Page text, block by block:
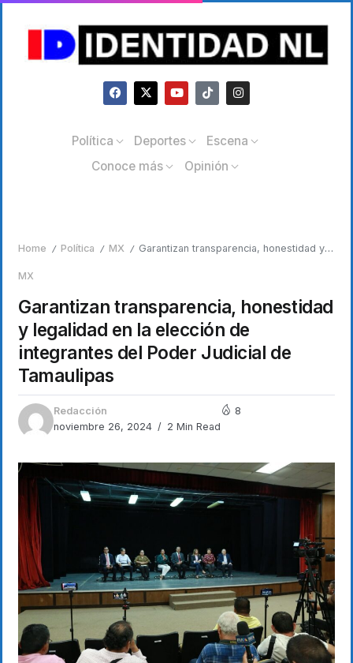
Política Deportes
Escena
Conoce más
Opinión
Home / Política / MX / Garantizan transparencia, honestidad y legalidad en la elección de integrantes del Poder Judicial de Tamaulipas
MX
Garantizan transparencia, honestidad
y legalidad en la elección de
integrantes del Poder Judicial de
Tamaulipas
Redacción
noviembre 26, 2024
2 Min Read
8